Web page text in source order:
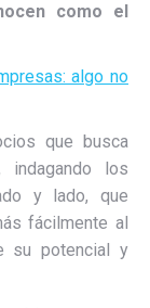
como el
algo no
que busca
indagando los
y lado, que
fácilmente al
su potencial y